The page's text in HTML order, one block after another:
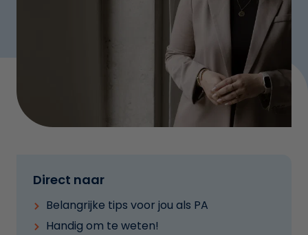
Direct naar
Belangrijke tips voor jou als PA
Handig om te weten!